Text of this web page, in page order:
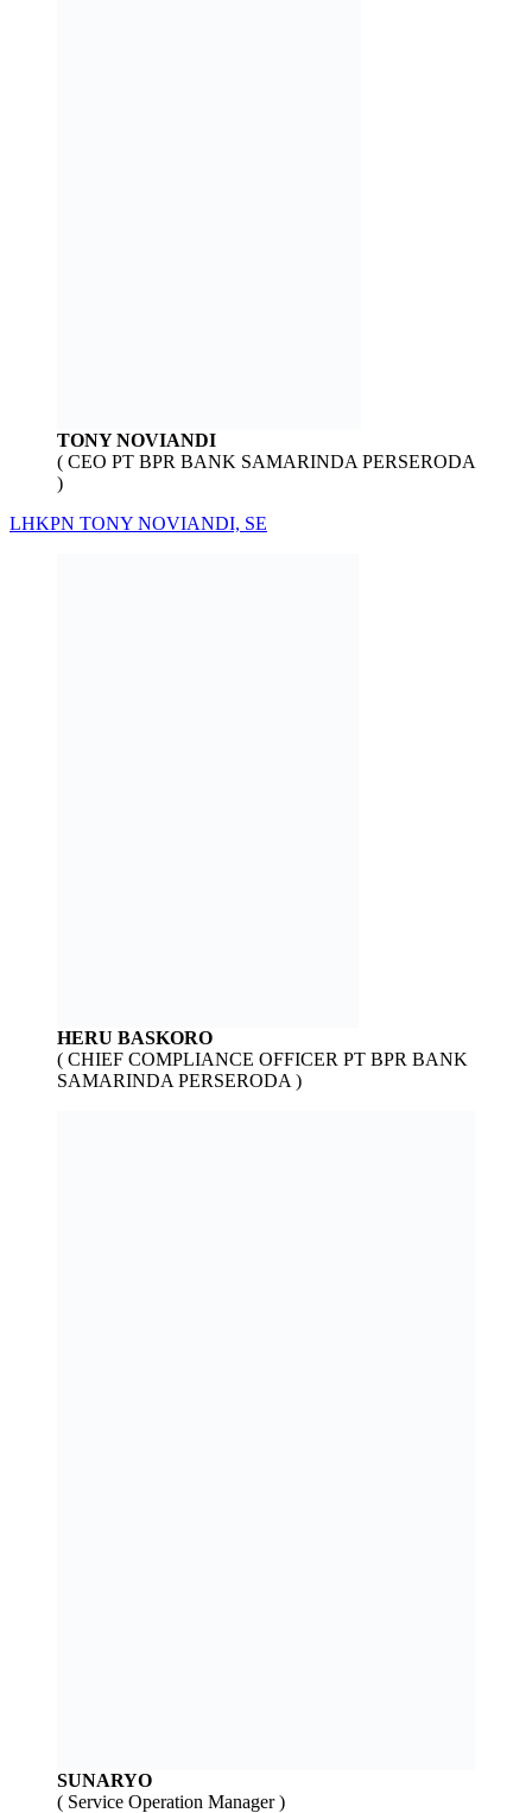
TONY NOVIANDI
( CEO PT BPR BANK SAMARINDA PERSERODA
)
LHKPN TONY NOVIANDI, SE
HERU BASKORO
( CHIEF COMPLIANCE OFFICER PT BPR BANK
SAMARINDA PERSERODA )
SUNARYO
( Service Operation Manager )